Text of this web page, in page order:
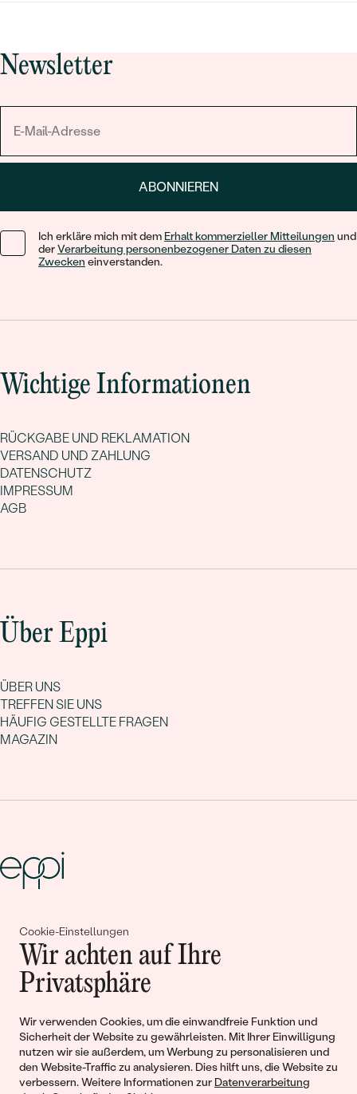
Cookie-Einstellungen
Wir achten auf Ihre
Privatsphäre
Wir verwenden Cookies, um die einwandfreie Funktion und
Sicherheit der Website zu gewährleisten. Mit Ihrer Einwilligung
nutzen wir sie außerdem, um Werbung zu personalisieren und
den Website-Traffic zu analysieren. Dies hilft uns, die Website zu
verbessern. Weitere Informationen zur Datenverarbeitung
Newsletter
ABONNIEREN
Ich erkläre mich mit dem Erhalt kommerzieller Mitteilungen und
derVerarbeitung personenbezogener Daten zu diesen
Zwecken einverstanden.
Wichtige Informationen
RÜCKGABE UND REKLAMATION
VERSAND UND ZAHLUNG
DATENSCHUTZ
IMPRESSUM
AGB
Über Eppi
ÜBER UNS
TREFFEN SIE UNS
HÄUFIG GESTELLTE FRAGEN
MAGAZIN
Gemeinsam erschaffen wir
Geschichten von Schönheit und
Liebe
Begleiten Sie uns!